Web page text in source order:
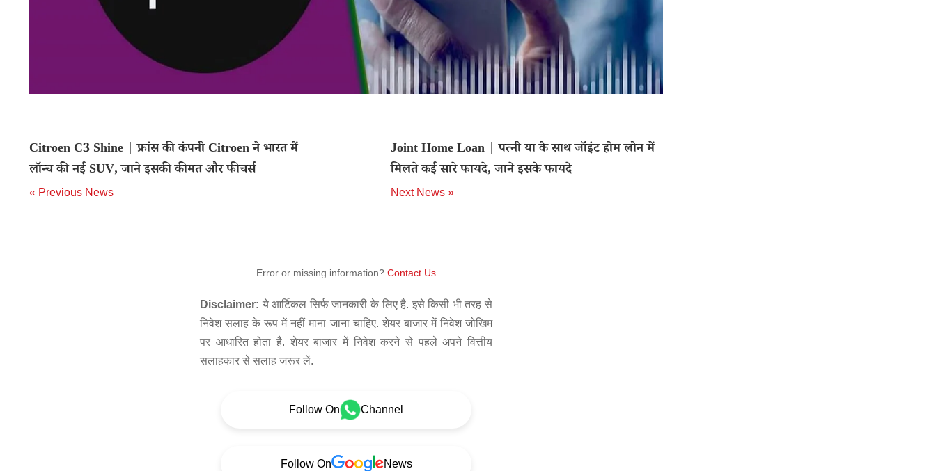
Citroen C3 Shine | फ्रांस की कंपनी Citroen ने भारत में
लॉन्च की नई SUV, जाने इसकी कीमत और फीचर्स
« Previous News
Joint Home Loan | पत्नी या के साथ जॉइंट होम लोन में
मिलते कई सारे फायदे, जाने इसके फायदे
Next News »
Error or missing information? Contact Us
Disclaimer: ये आर्टिकल सिर्फ जानकारी के लिए है. इसे किसी भी तरह से
निवेश सलाह के रूप में नहीं माना जाना चाहिए. शेयर बाजार में निवेश जोखिम
पर आधारित होता है. शेयर बाजार में निवेश करने से पहले अपने वित्तीय
सलाहकार से सलाह जरूर लें.
Follow On Channel
Follow On News